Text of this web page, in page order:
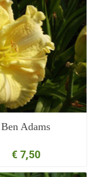
Ben Adams
€ 7,50